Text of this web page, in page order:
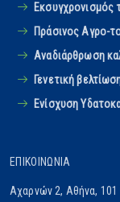
Πράσινος Αγρο-
Αναδιάρθρωση
Γενετική
Ενίσχυση
ΕΠΙΚΟΙΝΩΝΊΑ
Αχαρνών 2, Αθήνα, 101